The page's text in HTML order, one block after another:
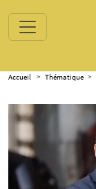
Accueil > Thématique >